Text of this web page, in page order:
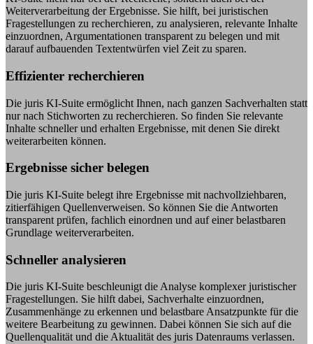
Weiterverarbeitung der Ergebnisse. Sie hilft, bei juristischen
Fragestellungen zu recherchieren, zu analysieren, relevante Inhalte
einzuordnen, Argumentationen transparent zu belegen und mit
darauf aufbauenden Textentwürfen viel Zeit zu sparen.
Effizienter recherchieren
Die juris KI-Suite ermöglicht Ihnen, nach ganzen Sachverhalten statt
nur nach Stichworten zu recherchieren. So finden Sie relevante
Inhalte schneller und erhalten Ergebnisse, mit denen Sie direkt
weiterarbeiten können.
Ergebnisse sicher belegen
Die juris KI-Suite belegt ihre Ergebnisse mit nachvollziehbaren,
zitierfähigen Quellenverweisen. So können Sie die Antworten
transparent prüfen, fachlich einordnen und auf einer belastbaren
Grundlage weiterverarbeiten.
Schneller analysieren
Die juris KI-Suite beschleunigt die Analyse komplexer juristischer
Fragestellungen. Sie hilft dabei, Sachverhalte einzuordnen,
Zusammenhänge zu erkennen und belastbare Ansatzpunkte für die
weitere Bearbeitung zu gewinnen. Dabei können Sie sich auf die
Quellenqualität und die Aktualität des juris Datenraums verlassen.